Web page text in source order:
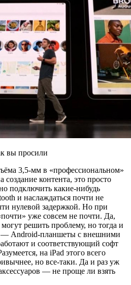
вы просили
3,5-мм в «профессиональном»
контента, это просто
подключить какие-нибудь
и наслаждаться почти не
нулевой задержкой. Но при
уже совсем не почти. Да,
решить проблему, но тогда и
— Android-планшеты с внешними
и соответствующий софт
на iPad этого всего
но все-таки. Да и раз уж
— не проще ли взять